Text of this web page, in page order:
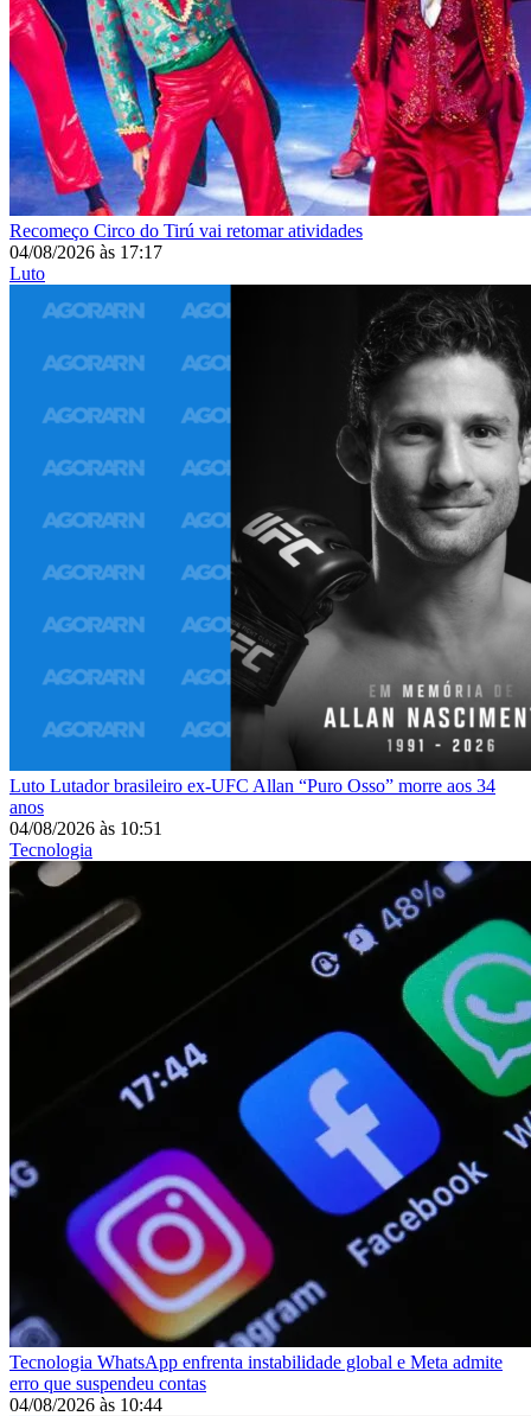
Recomeço Circo do Tirú vai retomar atividades
04/08/2026 às 17:17
Luto
Luto Lutador brasileiro ex-UFC Allan “Puro Osso” morre aos 34
anos
04/08/2026 às 10:51
Tecnologia
Tecnologia WhatsApp enfrenta instabilidade global e Meta admite
erro que suspendeu contas
04/08/2026 às 10:44